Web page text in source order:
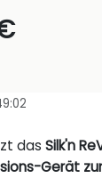
das Silk'n
Gerät